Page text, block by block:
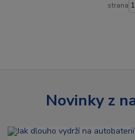
strana
Novinky z